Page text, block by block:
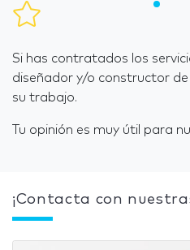
Si has contratados los
diseñador y/o constructor
su trabajo.
Tu opinión es muy útil para
¡Contacta con